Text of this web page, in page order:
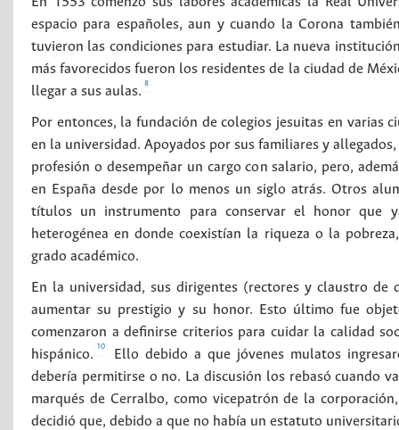
espacio para españoles, aun y cuando la Corona
tuvieron las condiciones para estudiar. La nueva
más favorecidos fueron los residentes de la ciudad de
llegar a sus aulas.
8
Por entonces, la fundación de colegios jesuitas en varias
en la universidad. Apoyados por sus familiares y
profesión o desempeñar un cargo con salario, pero,
en España desde por lo menos un siglo atrás. Otros
títulos un instrumento para conservar el honor que
heterogénea en donde coexistían la riqueza o la
grado académico.
En la universidad, sus dirigentes (rectores y claustro
aumentar su prestigio y su honor. Esto último fue
comenzaron a definirse criterios para cuidar la calidad
hispánico.
10
Ello debido a que jóvenes mulatos
debería permitirse o no. La discusión los rebasó cuando
marqués de Cerralbo, como vicepatrón de la
decidió que, debido a que no había un estatuto